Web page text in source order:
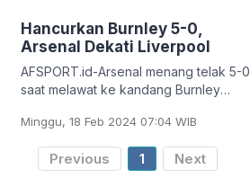
Hancurkan Burnley 5-0,
Arsenal Dekati Liverpool
AFSPORT.id-Arsenal menang telak 5-0
saat melawat ke kandang Burnley
Premier Inggris di Turf Moor pada
Sabtu. Kemenangan itu
Minggu, 18 Feb 2024 07:04 WIB
Previous 1 Next